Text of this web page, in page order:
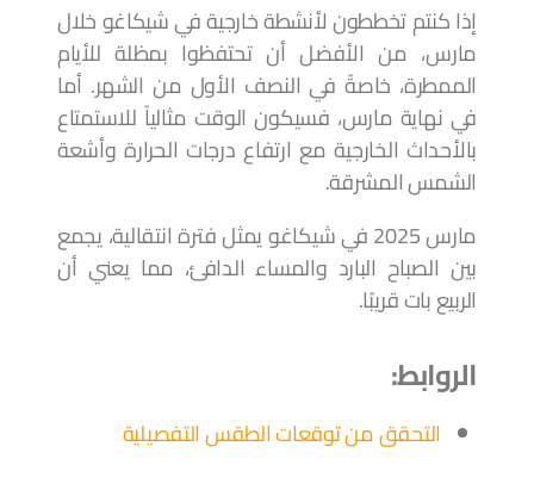
إذا كنتم تخططون لأنشطة خارجية في شيكاغو خلال
مارس، من الأفضل أن تحتفظوا بمظلة للأيام
الممطرة، خاصةً في النصف الأول من الشهر. أما
في نهاية مارس، فسيكون الوقت مثالياً للاستمتاع
بالأحداث الخارجية مع ارتفاع درجات الحرارة وأشعة
الشمس المشرقة.
مارس 2025 في شيكاغو يمثل فترة انتقالية، يجمع
بين الصباح البارد والمساء الدافئ، مما يعني أن
الربيع بات قريبًا.
الروابط:
التحقق من توقعات الطقس التفصيلية